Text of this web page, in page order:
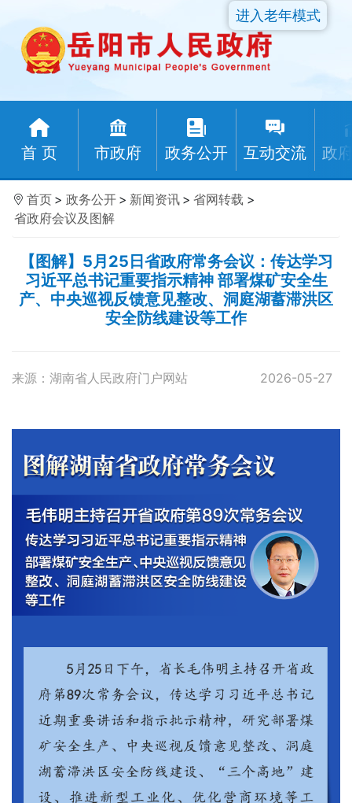
首 页 市政府 政务公开 互动交流 政
进入老年模式
首页 > 政务公开 > 新闻资讯 > 省网转载 >
省政府会议及图解
【图解】5月25日省政府常务会议：传达学习
习近平总书记重要指示精神 部署煤矿安全生
产、中央巡视反馈意见整改、洞庭湖蓄滞洪区
安全防线建设等工作
来源：湖南省人民政府门户网站 2026-05-27